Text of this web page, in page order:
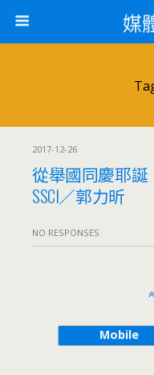
媒
2017-12-26
從舉國同慶耶
SSCI／郭力昕
NO RESPONSES
Mobile